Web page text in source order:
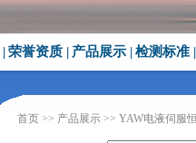
|荣誉资质 | 产品展示 |检测标准 |
首页>> 产品展示>> YAW电液伺服